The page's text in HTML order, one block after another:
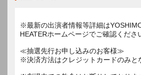
※最新の出演者情報等詳細は
HEATERホームページでご確認くださ
≪抽選先行お申し込みのお客様≫
※決済方法はクレジットカードのみと